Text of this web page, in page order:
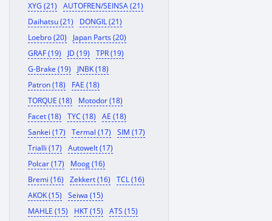
XYG (21)
AUTOFREN/SEINSA (21)
Daihatsu (21)
DONGIL (21)
Loebro (20)
Japan Parts (20)
GRAF (19)
JD (19)
TPR (19)
G-Brake (19)
JNBK (18)
Patron (18)
FAE (18)
TORQUE (18)
Motodor (18)
Facet (18)
TYC (18)
AE (18)
Sankei (17)
Termal (17)
SIM (17)
Trialli (17)
Autowelt (17)
Polcar (17)
Moog (16)
Bremi (16)
Zekkert (16)
TCL (16)
AKOK (15)
Seiwa (15)
MAHLE (15)
HKT (15)
ATS (15)